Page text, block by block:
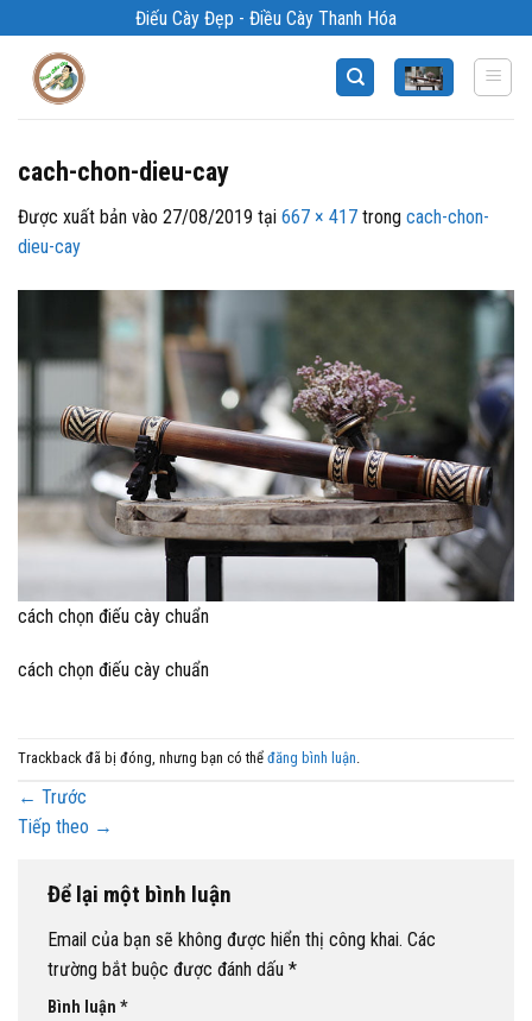
qua
Điếu Cày Đẹp - Điều Cày Thanh Hóa
cach-chon-dieu-cay
Được xuất bản vào 27/08/2019 tại 667 × 417 trong cach-chon-
dieu-cay
cách chọn điếu cày chuẩn
cách chọn điếu cày chuẩn
Trackback đã bị đóng, nhưng bạn có thể đăng bình luận.
← Trước
Tiếp theo →
Để lại một bình luận
Email của bạn sẽ không được hiển thị công khai. Các
trường bắt buộc được đánh dấu *
Bình luận *